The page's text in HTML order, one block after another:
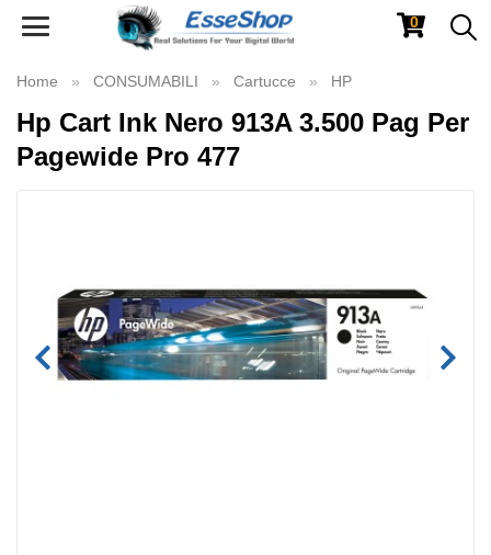
Toggle
0
Home CONSUMABILI Cartucce HP
Hp Cart Ink Nero 913A 3.500 Pag Per
Pagewide Pro 477